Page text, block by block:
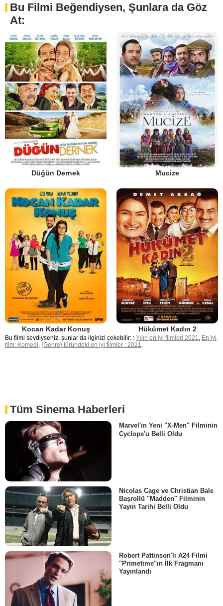
Bu Filmi Beğendiysen, Şunlara da Göz
At:
Düğün Dernek Mucize
Kocan Kadar Konuş Hükümet Kadın 2
Bu filmi sevdiyseniz, şunlar da ilginizi çekebilir: : Yılın en iyi filmleri 2021, En iyi
film: Komedi, {Genre} türündeki en iyi filmler : 2021.
Tüm Sinema Haberleri
Marvel'ın Yeni "X-Men" Filminin
Cyclops'u Belli Oldu
Nicolas Cage ve Christian Bale
Başrollü "Madden" Filminin
Yayın Tarihi Belli Oldu
Robert Pattinson'lı A24 Filmi
"Primetime"ın İlk Fragmanı
Yayınlandı